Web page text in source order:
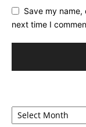
Save my
next time I
Archives